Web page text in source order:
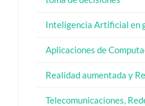
Inteligencia Artificial en
Aplicaciones de
Realidad aumentada y
Telecomunicaciones,